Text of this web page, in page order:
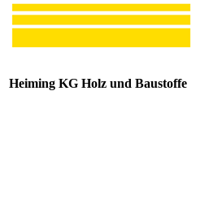
Heiming KG Holz und Baustoffe